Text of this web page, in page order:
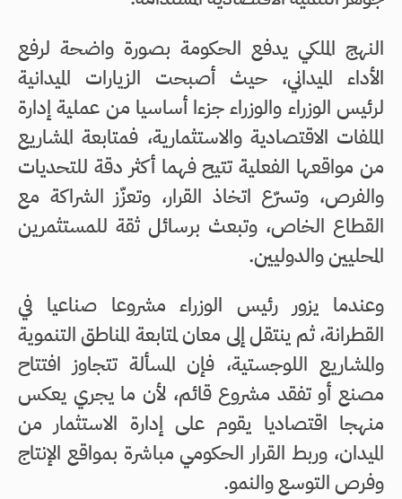
النهج الملكي يدفع الحكومة بصورة واضحة لرفع
الأداء الميداني، حيث أصبحت الزيارات الميدانية
لرئيس الوزراء والوزراء جزءا أساسيا من عملية إدارة
الملفات الاقتصادية والاستثمارية، فمتابعة المشاريع
من مواقعها الفعلية تتيح فهما أكثر دقة للتحديات
والفرص، وتسرّع اتخاذ القرار، وتعزّز الشراكة مع
القطاع الخاص، وتبعث برسائل ثقة للمستثمرين
المحليين والدوليين.
وعندما يزور رئيس الوزراء مشروعا صناعيا في
القطرانة، ثم ينتقل إلى معان لمتابعة المناطق التنموية
والمشاريع اللوجستية، فإن المسألة تتجاوز افتتاح
مصنع أو تفقد مشروع قائم، لأن ما يجري يعكس
منهجا اقتصاديا يقوم على إدارة الاستثمار من
الميدان، وربط القرار الحكومي مباشرة بمواقع الإنتاج
وفرص التوسع والنمو.